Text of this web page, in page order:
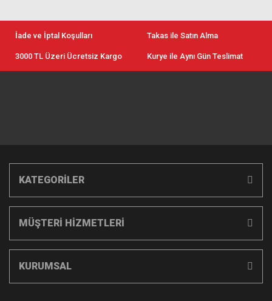
İade ve İptal Koşulları Takas ile Satın Alma
3000 TL Üzeri Ücretsiz Kargo Kurye ile Aynı Gün Teslimat
KATEGORİLER
MÜŞTERİ HİZMETLERİ
KURUMSAL